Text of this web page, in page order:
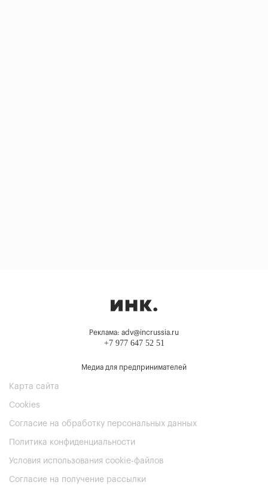
Реклама: adv@incrussia.ru
+7 977 647 52 51
Медиа для предпринимателей
Карта сайта
Cookies
Согласие на обработку персональных данных
Политика конфиденциальности
Условия использования cookie-файлов
Согласие на получение рассылки